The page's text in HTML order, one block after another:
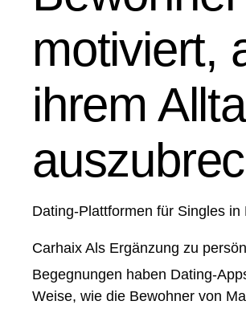
motiviert,
ihrem
Dating-Plattformen für Singles in
Carhaix Als Ergänzung zu
Begegnungen haben Dating-
Weise, wie die Bewohner von